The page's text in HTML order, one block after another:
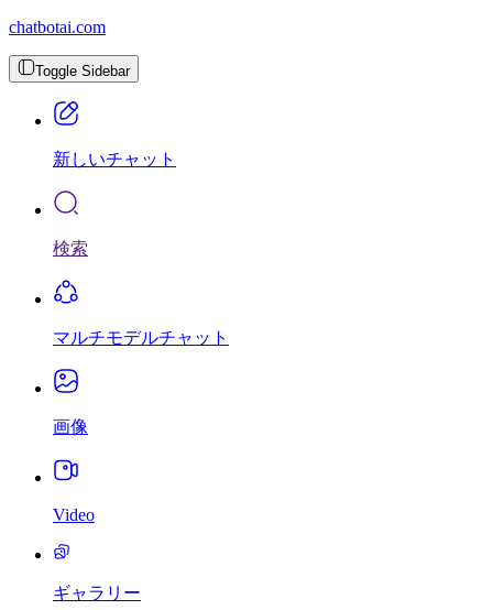
chatbotai.com
Toggle Sidebar
新しいチャット
検索
マルチモデルチャット
画像
Video
ギャラリー